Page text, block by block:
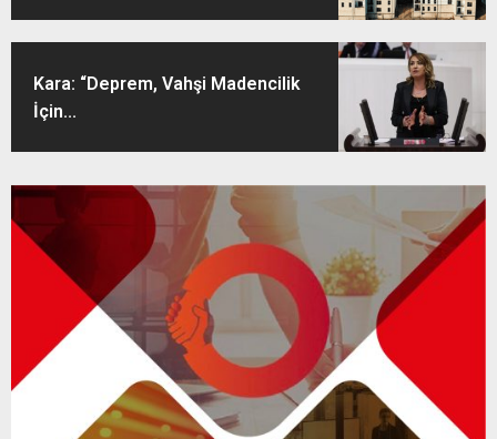
Kara: “Deprem, Vahşi Madencilik
İçin...